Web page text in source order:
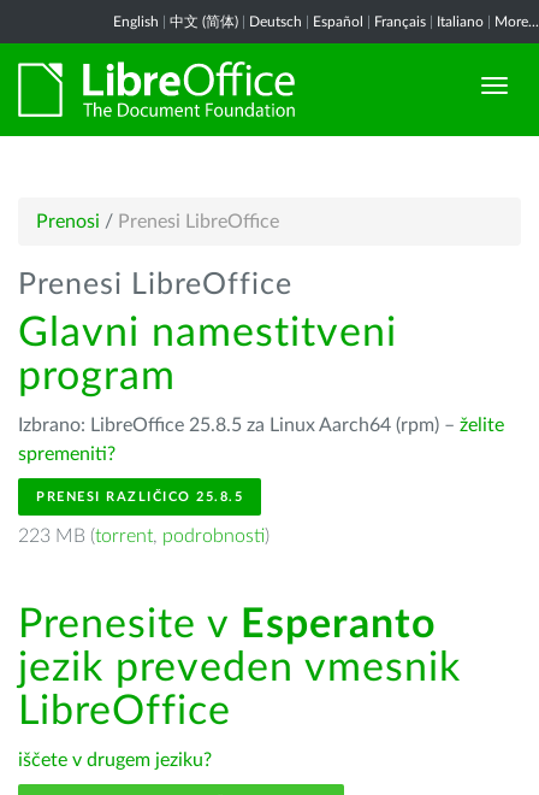
English 中文 (简体) Deutsch Español Français Italiano More...
Prenosi / Prenesi LibreOffice
Prenesi LibreOffice
Glavni namestitveni
program
Izbrano: LibreOffice 25.8.5 za Linux Aarch64 (rpm) – želite
spremeniti?
PRENESI RAZLIČICO 25.8.5
223 MB (torrent, podrobnosti)
Prenesite v Esperanto
jezik preveden vmesnik
LibreOffice
iščete v drugem jeziku?